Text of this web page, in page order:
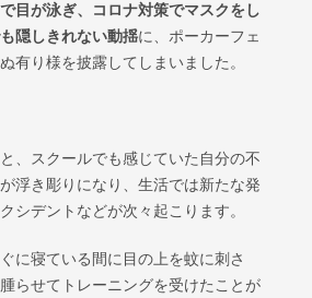
目が泳ぎ、コロナ対策でマスクをし
隠しきれない動揺に、ポーカーフェ
有り様を披露してしまいました。
、スクールでも感じていた自分の不
浮き彫りになり、生活では新たな発
シデントなどが次々起こります。
に寝ている間に目の上を蚊に刺さ
らせてトレーニングを受けたことが